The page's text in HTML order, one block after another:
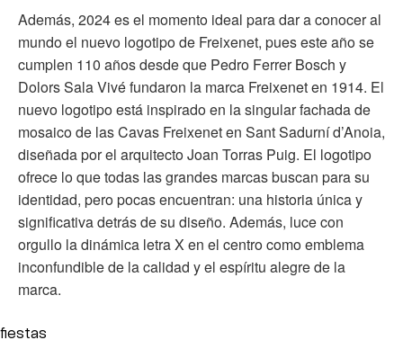
Además, 2024 es el momento ideal para dar a conocer al
mundo el nuevo logotipo de Freixenet, pues este año se
cumplen 110 años desde que Pedro Ferrer Bosch y
Dolors Sala Vivé fundaron la marca Freixenet en 1914. El
nuevo logotipo está inspirado en la singular fachada de
mosaico de las Cavas Freixenet en Sant Sadurní d’Anoia,
diseñada por el arquitecto Joan Torras Puig. El logotipo
ofrece lo que todas las grandes marcas buscan para su
identidad, pero pocas encuentran: una historia única y
significativa detrás de su diseño. Además, luce con
orgullo la dinámica letra X en el centro como emblema
inconfundible de la calidad y el espíritu alegre de la
marca.
fiestas